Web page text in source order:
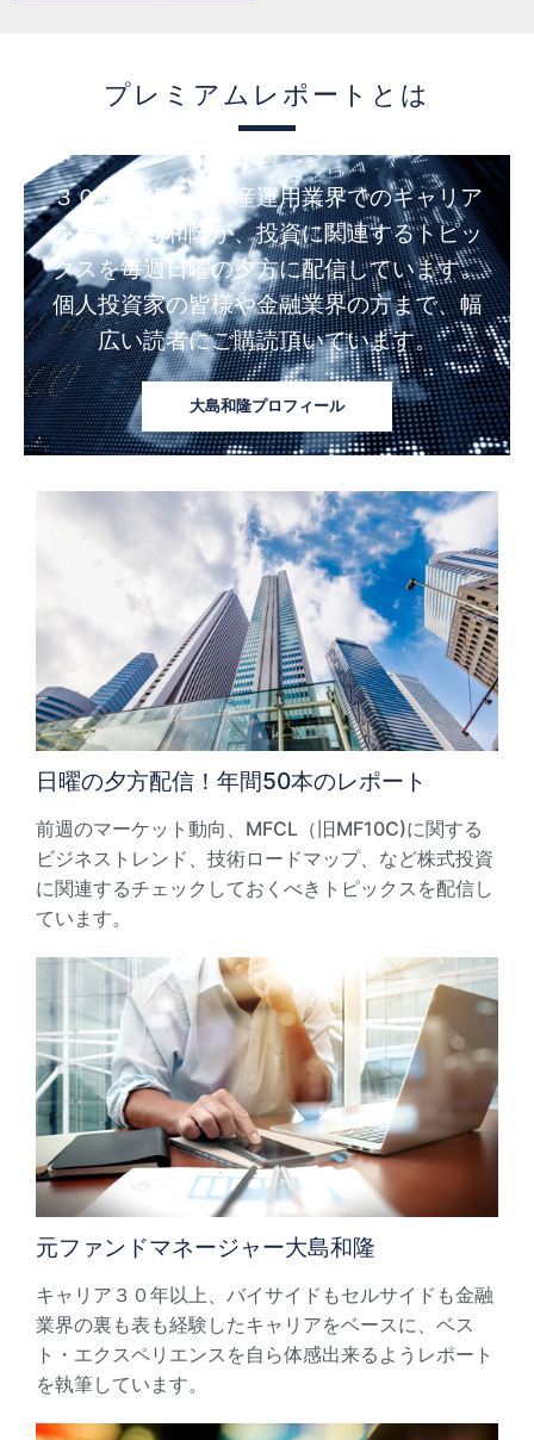
プレミアムレポートとは
３０年を超える資産運用業界でのキャリア
を持つ大島和隆が、投資に関連するトピッ
クスを毎週日曜の夕方に配信しています。
個人投資家の皆様や金融業界の方まで、幅
広い読者にご購読頂いています。
大島和隆プロフィール
日曜の夕方配信！年間50本のレポート
前週のマーケット動向、MFCL（旧MF10C)に関する
ビジネストレンド、技術ロードマップ、など株式投資
に関連するチェックしておくべきトピックスを配信し
ています。
元ファンドマネージャー大島和隆
キャリア３０年以上、バイサイドもセルサイドも金融
業界の裏も表も経験したキャリアをベースに、ベス
ト・エクスペリエンスを自ら体感出来るようレポート
を執筆しています。